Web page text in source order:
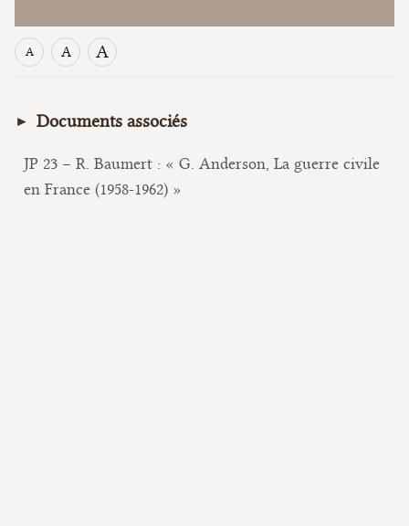
A A A
Documents associés
JP 23 – R. Baumert : « G. Anderson, La guerre civile
en France (1958-1962) »